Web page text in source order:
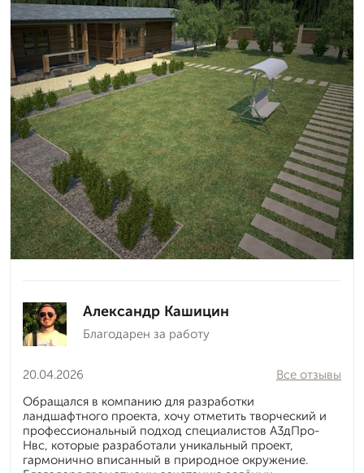
Александр Кашицин
Благодарен за работу
20.04.2026
Все отзывы
Обращался в компанию для разработки
ландшафтного проекта, хочу отметить творческий и
профессиональный подход специалистов А3дПро-
Нвс, которые разработали уникальный проект,
гармонично вписанный в природное окружение.